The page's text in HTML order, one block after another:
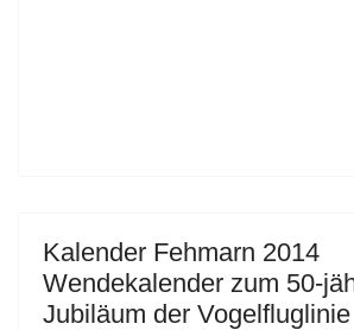
Kalender Fehmarn 2014
Wendekalender zum 50-
Jubiläum der Vogelfluglinie